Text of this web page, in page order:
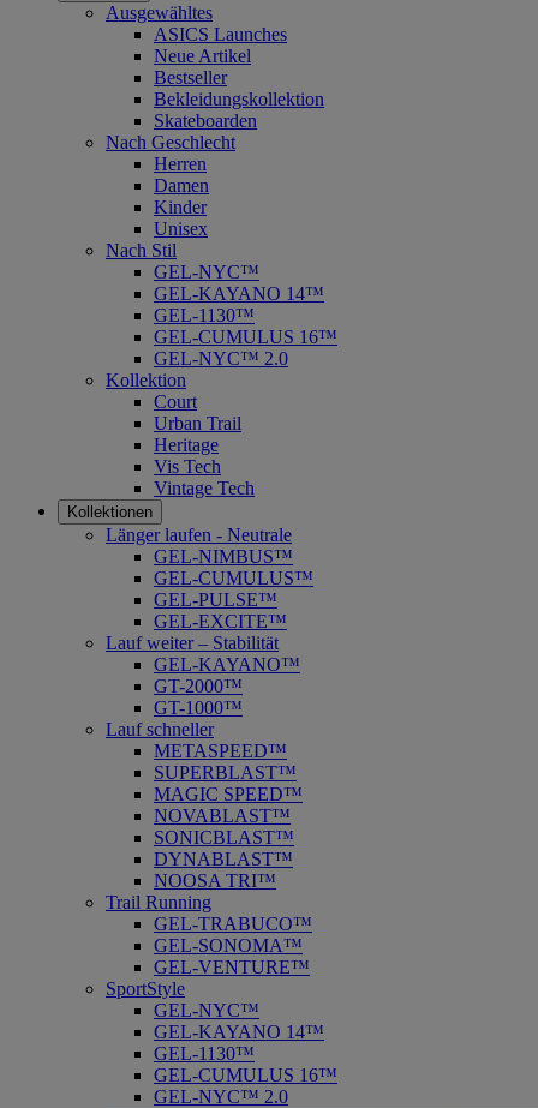
Ausgewähltes
ASICS Launches
Neue Artikel
Bestseller
Bekleidungskollektion
Skateboarden
Nach Geschlecht
Herren
Damen
Kinder
Unisex
Nach Stil
GEL-NYC™
GEL-KAYANO 14™
GEL-1130™
GEL-CUMULUS 16™
GEL-NYC™ 2.0
Kollektion
Court
Urban Trail
Heritage
Vis Tech
Vintage Tech
Kollektionen
Länger laufen - Neutrale
GEL-NIMBUS™
GEL-CUMULUS™
GEL-PULSE™
GEL-EXCITE™
Lauf weiter – Stabilität
GEL-KAYANO™
GT-2000™
GT-1000™
Lauf schneller
METASPEED™
SUPERBLAST™
MAGIC SPEED™
NOVABLAST™
SONICBLAST™
DYNABLAST™
NOOSA TRI™
Trail Running
GEL-TRABUCO™
GEL-SONOMA™
GEL-VENTURE™
SportStyle
GEL-NYC™
GEL-KAYANO 14™
GEL-1130™
GEL-CUMULUS 16™
GEL-NYC™ 2.0